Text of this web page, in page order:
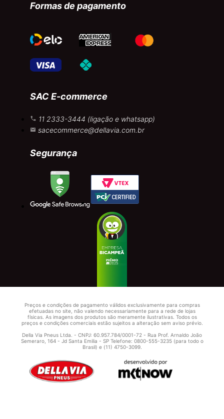
Formas de pagamento
SAC E-commerce
11 2333-3444 (ligação e whatsapp)
sacecommerce@dellavia.com.br
Segurança
Preços e condições de pagamento válidos exclusivamente para compras
efetuadas no site, não valendo necessariamente para a rede de lojas
físicas. As imagens dos produtos são meramente ilustrativas. Todos os
preços e condições comerciais estão sujeitos a alteração sem aviso prévio.
Della Via Pneus Ltda. - CNPJ: 60.957.784/0001-72 - Rua Prof. Arnaldo João
Semeraro, 164 - Jd Santa Emilia - SP Telefone: 0800-555-3235 (para todo o
Brasil) e (11) 4750-3099.